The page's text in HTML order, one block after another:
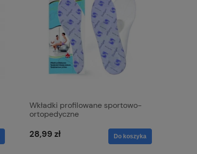
Wkładki profilowane sportowo-
ortopedyczne
28,99 zł Do koszyka